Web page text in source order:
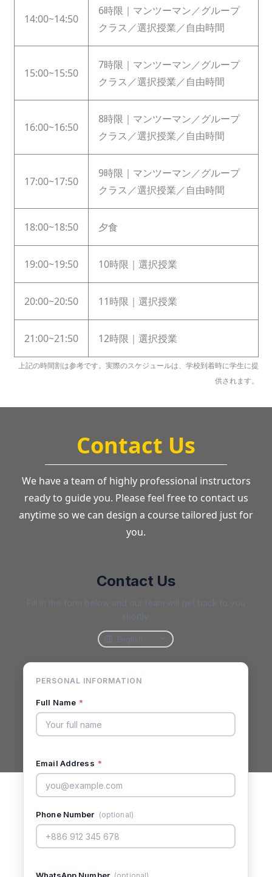
14:00~14:50
6時限｜マンツーマン／グループ
クラス／選択授業／自由時間
15:00~15:50
7時限｜マンツーマン／グループ
クラス／選択授業／自由時間
16:00~16:50
8時限｜マンツーマン／グループ
クラス／選択授業／自由時間
17:00~17:50
9時限｜マンツーマン／グループ
クラス／選択授業／自由時間
18:00~18:50 夕食
19:00~19:50 10時限｜選択授業
20:00~20:50 11時限｜選択授業
21:00~21:50 12時限｜選択授業
上記の時間割は参考です。実際のスケジュールは、学校到着時に学生に提
供されます。
Contact Us
We have a team of highly professional instructors
ready to guide you. Please feel free to contact us
anytime so we can design a course tailored just for
you.